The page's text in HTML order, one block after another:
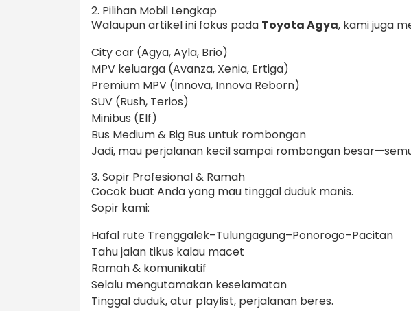
2. Pilihan Mobil Lengkap
Walaupun artikel ini fokus pada Toyota Agya, kami juga
City car (Agya, Ayla, Brio)
MPV keluarga (Avanza, Xenia, Ertiga)
Premium MPV (Innova, Innova Reborn)
SUV (Rush, Terios)
Minibus (Elf)
Bus Medium & Big Bus untuk rombongan
Jadi, mau perjalanan kecil sampai rombongan
3. Sopir Profesional & Ramah
Cocok buat Anda yang mau tinggal duduk manis.
Sopir kami:
Hafal rute Trenggalek–Tulungagung–Ponorogo–Pacitan
Tahu jalan tikus kalau macet
Ramah & komunikatif
Selalu mengutamakan keselamatan
Tinggal duduk, atur playlist, perjalanan beres.